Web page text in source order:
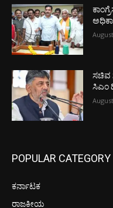
ಸಚಿವ
ಸಿಎಂ
POPULAR CATEGORY
ಕರ್ನಾಟಕ
ರಾಜಕೀಯ